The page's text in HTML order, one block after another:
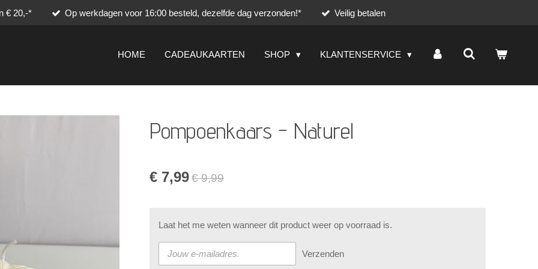
€ 20,-* Op werkdagen voor 16:00 besteld, dezelfde dag verzonden!* Veilig betalen
HOME CADEAUKAARTEN SHOP KLANTENSERVICE
Pompoenkaars - Naturel
€ 7,99€ 9,99
Laat het me weten wanneer dit product weer op voorraad is.
Verzenden